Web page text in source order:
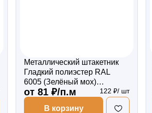
Металлический штакетник
Гладкий полиэстер RAL
6005 (Зелёный мох)
1500*87*0,45 двухсторонний
Фигурный
от 81 ₽/п.м 122 ₽/ шт
В корзину